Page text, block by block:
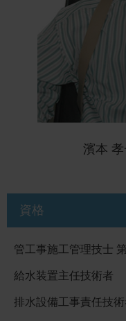
濱本 孝
資格
管工事施工管理技士
給水装置主任技術者
排水設備工事責任技術